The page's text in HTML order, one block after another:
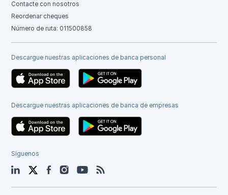
Contacte con nosotros
Reordenar cheques
Número de ruta: 011500858
Descargue nuestras aplicaciones de banca personal
Descargue nuestras aplicaciones de banca de empresas
Síguenos
LinkedIn TwitterFacebookInstagramYouTube